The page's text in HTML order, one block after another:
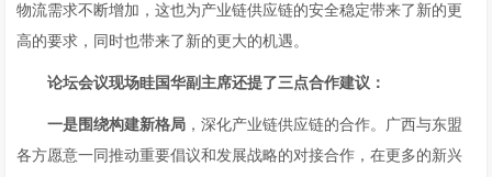
物流需求不断增加，这也为产业链供应链的安全稳定带来了新的更
高的要求，同时也带来了新的更大的机遇。
论坛会议现场眭国华副主席还提了三点合作建议：
一是围绕构建新格局 ，深化产业链供应链的合作。广西与东盟
各方愿意一同推动重要倡议和发展战略的对接合作，在更多的新兴